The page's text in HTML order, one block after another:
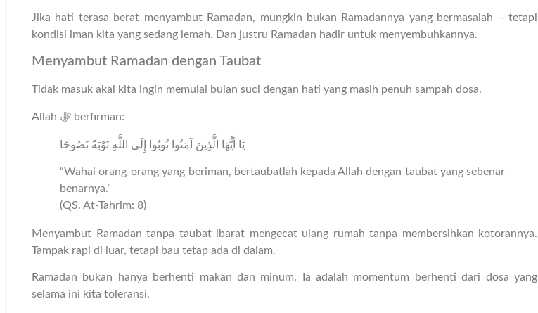
Jika hati terasa berat menyambut Ramadan, mungkin bukan Ramadannya yang bermasalah – tetapi
kondisi iman kita yang sedang lemah. Dan justru Ramadan hadir untuk menyembuhkannya.
Menyambut Ramadan dengan Taubat
Tidak masuk akal kita ingin memulai bulan suci dengan hati yang masih penuh sampah dosa.
Allah ﷻ berfirman:
يَا أَيُّهَا الَّذِينَ آمَنُوا تُوبُوا إِلَى اللَّهِ تَوْبَةً نَصُوحًا
“Wahai orang-orang yang beriman, bertaubatlah kepada Allah dengan taubat yang sebenar-
benarnya.”
(QS. At-Tahrim: 8)
Menyambut Ramadan tanpa taubat ibarat mengecat ulang rumah tanpa membersihkan kotorannya.
Tampak rapi di luar, tetapi bau tetap ada di dalam.
Ramadan bukan hanya berhenti makan dan minum. Ia adalah momentum berhenti dari dosa yang
selama ini kita toleransi.